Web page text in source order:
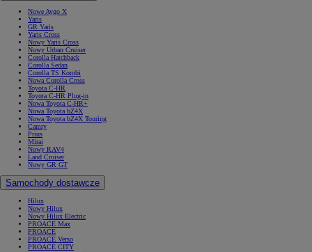
Nowe Aygo X
Yaris
GR Yaris
Yaris Cross
Nowy Yaris Cross
Nowy Urban Cruiser
Corolla Hatchback
Corolla Sedan
Corolla TS Kombi
Nowa Corolla Cross
Toyota C-HR
Toyota C-HR Plug-in
Nowa Toyota C-HR+
Nowa Toyota bZ4X
Nowa Toyota bZ4X Touring
Camry
Prius
Mirai
Nowy RAV4
Land Cruiser
Nowy GR GT
Samochody dostawcze
Hilux
Nowy Hilux
Nowy Hilux Electric
PROACE Max
PROACE
PROACE Verso
PROACE CITY